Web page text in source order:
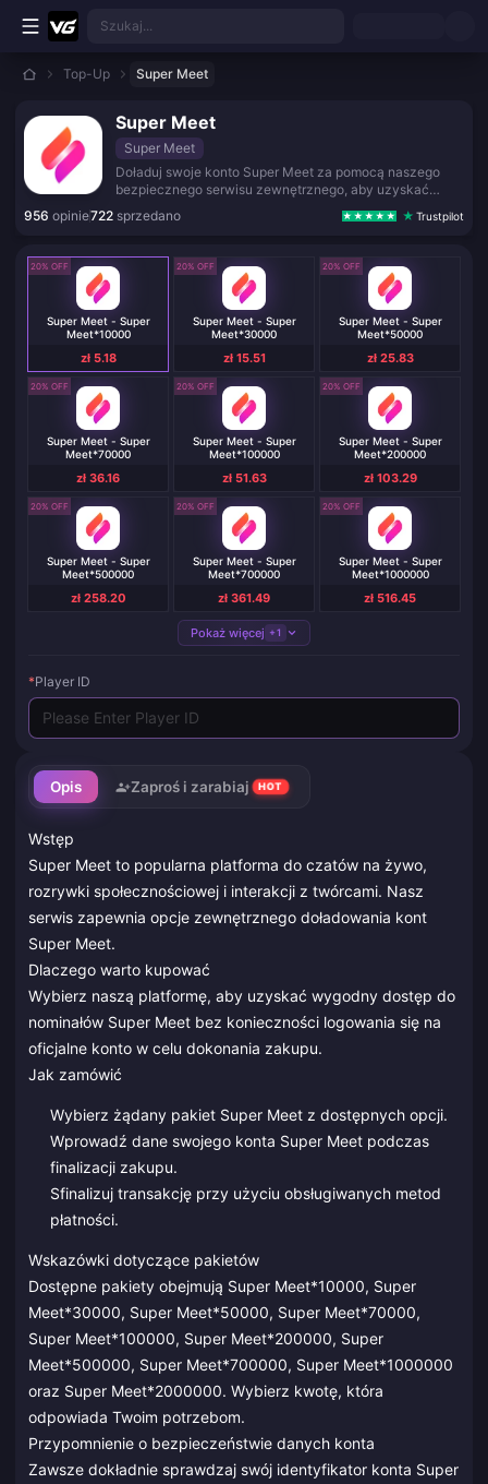
Przejdź do głównej treści
Szukaj...
Top-Up Super Meet
Super Meet
Super Meet
Doładuj swoje konto Super Meet za pomocą naszego
bezpiecznego serwisu zewnętrznego, aby uzyskać
kredyty na czat na żywo i rozrywkę społecznościową.
956 opinie722 sprzedano Trustpilot
Opis Zaproś i zarabiaj HOT
Wstęp
Super Meet to popularna platforma do czatów na żywo,
rozrywki społecznościowej i interakcji z twórcami. Nasz
serwis zapewnia opcje zewnętrznego doładowania kont
Super Meet.
Dlaczego warto kupować
Wybierz naszą platformę, aby uzyskać wygodny dostęp do
nominałów Super Meet bez konieczności logowania się na
oficjalne konto w celu dokonania zakupu.
Jak zamówić
Wybierz żądany pakiet Super Meet z dostępnych opcji.
Wprowadź dane swojego konta Super Meet podczas
finalizacji zakupu.
Sfinalizuj transakcję przy użyciu obsługiwanych metod
płatności.
Wskazówki dotyczące pakietów
Dostępne pakiety obejmują Super Meet*10000, Super
Meet*30000, Super Meet*50000, Super Meet*70000,
Super Meet*100000, Super Meet*200000, Super
Meet*500000, Super Meet*700000, Super Meet*1000000
oraz Super Meet*2000000. Wybierz kwotę, która
odpowiada Twoim potrzebom.
Przypomnienie o bezpieczeństwie danych konta
Zawsze dokładnie sprawdzaj swój identyfikator konta Super
20% OFF
Super Meet - Super
Meet*10000
zł 5.18
20% OFF
Super Meet - Super
Meet*30000
zł 15.51
20% OFF
Super Meet - Super
Meet*50000
zł 25.83
20% OFF
Super Meet - Super
Meet*70000
zł 36.16
20% OFF
Super Meet - Super
Meet*100000
zł 51.63
20% OFF
Super Meet - Super
Meet*200000
zł 103.29
20% OFF
Super Meet - Super
Meet*500000
zł 258.20
20% OFF
Super Meet - Super
Meet*700000
zł 361.49
20% OFF
Super Meet - Super
Meet*1000000
zł 516.45
Pokaż więcej +1
*Player ID